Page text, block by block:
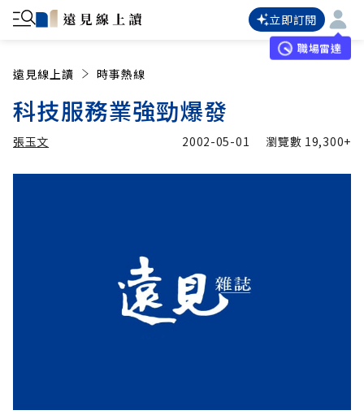
立即訂閱
職場雷達
遠見線上讀 時事熱線
科技服務業強勁爆發
張玉文 2002-05-01 瀏覽數 19,300+